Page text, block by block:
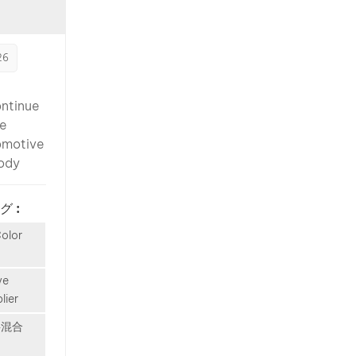
Paint
7 |
to
EV
are
more
:
合